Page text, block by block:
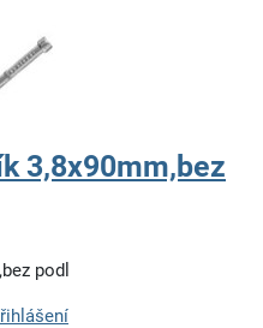
3,8x90mm,bez
podl